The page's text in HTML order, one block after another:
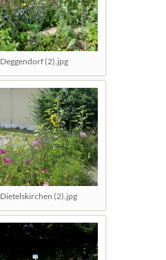
Deggendorf (2).jpg
Dietelskirchen (2).jpg